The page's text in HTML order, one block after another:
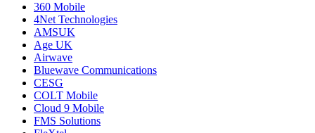
360 Mobile
4Net Technologies
AMSUK
Age UK
Airwave
Bluewave Communications
CESG
COLT Mobile
Cloud 9 Mobile
FMS Solutions